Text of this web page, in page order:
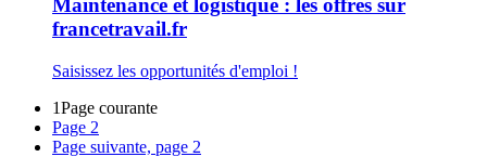
Maintenance et logistique : les offres sur
francetravail.fr
Saisissez les opportunités d'emploi !
1Page courante
Page 2
Page suivante, page 2